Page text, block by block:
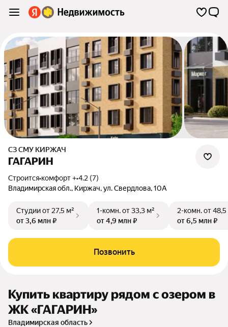
СЗ СМУ КИРЖАЧ
ГАГАРИН
Строится•комфорт +•4.2 (7)
Владимирская обл., Киржач,ул. Свердлова,10А
Студииот 27,5 м²
от 3,6 млн ₽
1-комн.от 33,3 м²
от 4,9 млн ₽
2-комн.от 48,5
от 6,5 млн ₽
Позвонить
Купить квартиру рядом с озером в
ЖК «ГАГАРИН»
Владимирская область